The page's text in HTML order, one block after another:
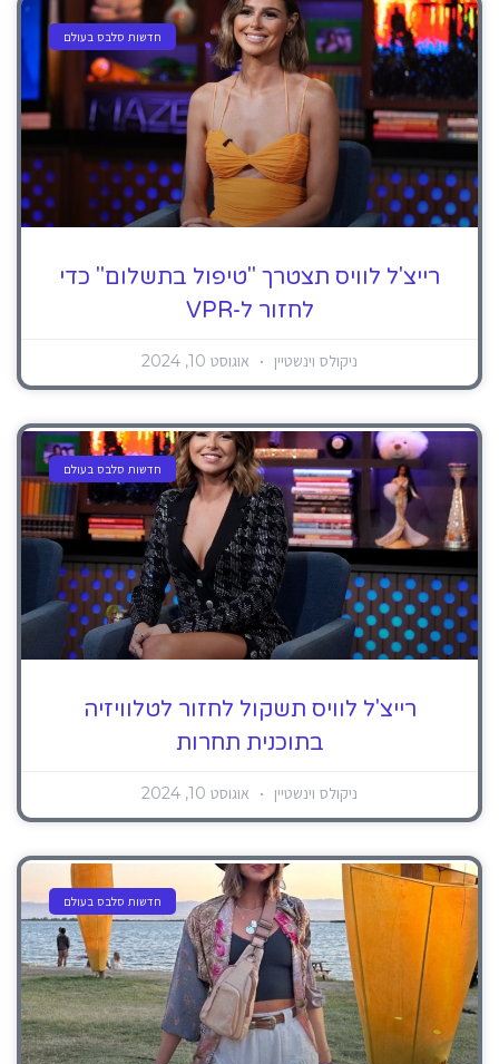
חדשות סלבס בעולם
רייצ'ל לוויס תצטרך "טיפול בתשלום" כדי
לחזור ל-VPR
ניקולס וינשטיין אוגוסט 10, 2024
חדשות סלבס בעולם
רייצ'ל לוויס תשקול לחזור לטלוויזיה
בתוכנית תחרות
ניקולס וינשטיין אוגוסט 10, 2024
חדשות סלבס בעולם